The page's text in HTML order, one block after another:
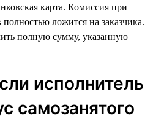
карта. Комиссия при
ложится на заказчика.
полную сумму, указанную
исполнитель
самозанятого